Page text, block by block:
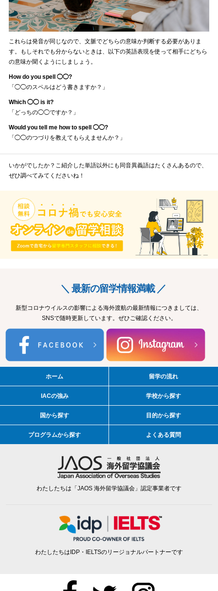
これらは発音が同じなので、文脈でどちらの意味か判断する必要がありま
す。もしそれでも分からないときは、以下の英語表現を使って相手にどちら
の意味か聞くようにしましょう。
How do you spell ◯◯?
「◯◯のスペルはどう書きますか？」
Which ◯◯ is it?
「どっちの◯◯ですか？」
Would you tell me how to spell ◯◯?
「◯◯のつづりを教えてもらえませんか？」
いかがでしたか？こ紹介した単語以外にも同音異義語はたくさんあるので、
ぜひ調べてみてくださいね！
＼ 最新の留学情報満載 ／
新型コロナウイルスの影響による海外渡航の最新情報につきましては、
SNSで随時更新しています。ぜひご確認ください。
ホーム 留学の流れ
IACの強み 学校から探す
国から探す 目的から探す
プログラムから探す よくある質問
わたしたちは「JAOS 海外留学協議会」認定事業者です
わたしたちはIDP・IELTSのリージョナルパートナーです